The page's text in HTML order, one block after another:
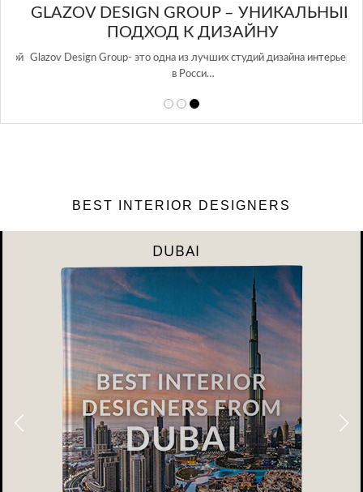
GLAZOV DESIGN GROUP – УНИКАЛЬНЫЙ
ПОДХОД К ДИЗАЙНУ
Glazov Design Group- это одна из лучших студий дизайна интерьера
в Росси…
BEST INTERIOR DESIGNERS
DUBAI